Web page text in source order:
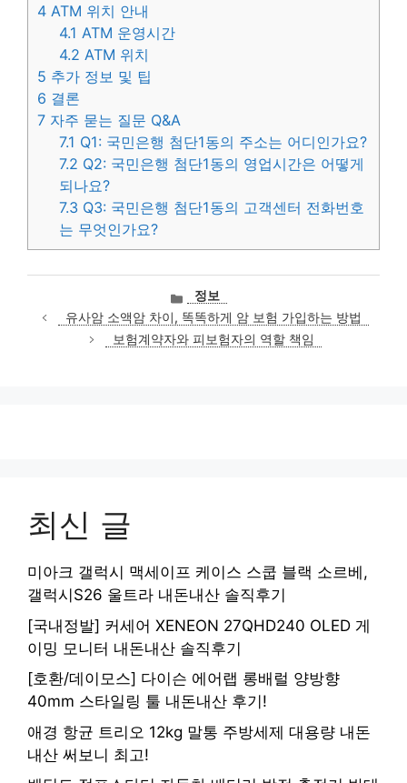
4 ATM 위치 안내
4.1 ATM 운영시간
4.2 ATM 위치
5 추가 정보 및 팁
6 결론
7 자주 묻는 질문 Q&A
7.1 Q1: 국민은행 첨단1동의 주소는 어디인가요?
7.2 Q2: 국민은행 첨단1동의 영업시간은 어떻게
되나요?
7.3 Q3: 국민은행 첨단1동의 고객센터 전화번호
는 무엇인가요?
카
테
고
리
정보
유사암 소액암 차이, 똑똑하게 암 보험 가입하는 방법
보험계약자와 피보험자의 역할 책임
최신 글
미아크 갤럭시 맥세이프 케이스 스쿱 블랙 소르베,
갤럭시S26 울트라 내돈내산 솔직후기
[국내정발] 커세어 XENEON 27QHD240 OLED 게
이밍 모니터 내돈내산 솔직후기
[호환/데이모스] 다이슨 에어랩 롱배럴 양방향
40mm 스타일링 툴 내돈내산 후기!
애경 항균 트리오 12kg 말통 주방세제 대용량 내돈
내산 써보니 최고!